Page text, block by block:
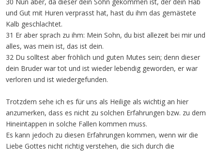
und Gut mit Huren verprasst hat, hast du ihm das gemästete
Kalb geschlachtet.
31 Er aber sprach zu ihm: Mein Sohn, du bist allezeit bei mir und
alles, was mein ist, das ist dein.
32 Du solltest aber fröhlich und guten Mutes sein; denn dieser
dein Bruder war tot und ist wieder lebendig geworden, er war
verloren und ist wiedergefunden.
Trotzdem sehe ich es für uns als Heilige als wichtig an hier
anzumerken, dass es nicht zu solchen Erfahrungen bzw. zu dem
Hineintappen in solche Fallen kommen muss.
Es kann jedoch zu diesen Erfahrungen kommen, wenn wir die
Liebe Gottes nicht richtig verstehen, die sich durch die